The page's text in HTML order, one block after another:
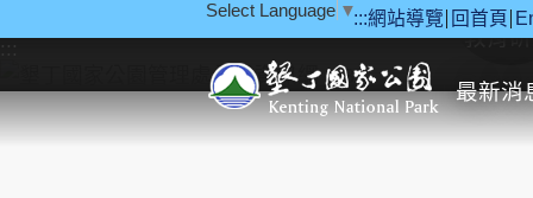
:::網站導覽 回首頁
Select Language ▼
最新消
::: 教育